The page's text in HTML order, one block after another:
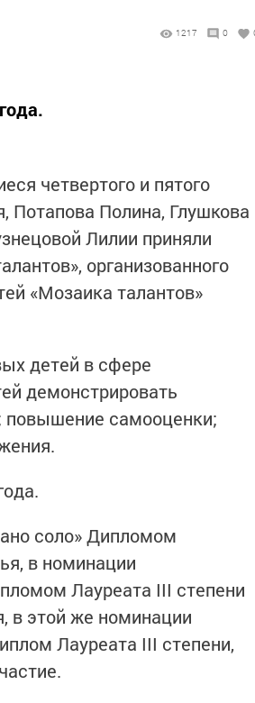
1217 0
четвертого и пятого
Потапова Полина, Глушкова
Лилии приняли
организованного
«Мозаика талантов»
детей в сфере
демонстрировать
повышение самооценки;
соло» Дипломом
в номинации
Лауреата III степени
в этой же номинации
Лауреата III степени,